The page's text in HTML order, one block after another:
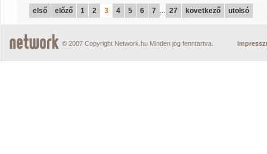
első előző 1 2 3 4 5 6 7 ... 27 következő utolsó
© 2007 Copyright Network.hu Minden jog fenntartva.